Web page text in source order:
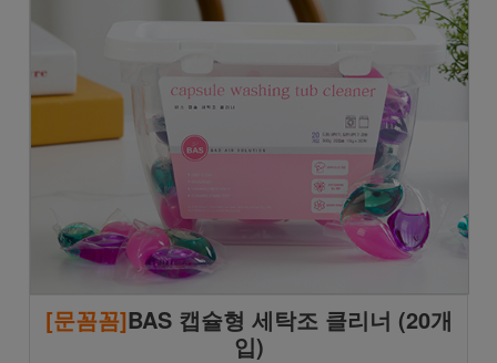
[문꼼꼼]BAS 캡슐형 세탁조 클리너 (20개
입)